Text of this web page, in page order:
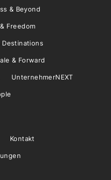
& Beyond
Freedom
Destinations
& Forward
UnternehmerNEXT
Kontakt